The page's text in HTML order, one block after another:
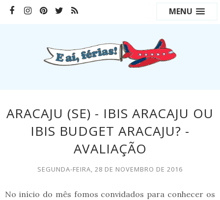
MENU
ARACAJU (SE) - IBIS ARACAJU OU
IBIS BUDGET ARACAJU? -
AVALIAÇÃO
SEGUNDA-FEIRA, 28 DE NOVEMBRO DE 2016
No início do mês fomos convidados para conhecer os